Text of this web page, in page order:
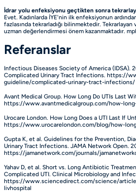
İdrar yolu enfeksiyonu geçtikten sonra
Evet. Kadınlarda İYE'nin ilk enfeksiyonun
fazlasında tekrarladığı bilinmektedir.
uzman değerlendirmesi önem kazanmaktadır.
Referanslar
Infectious Diseases Society of America (IDSA).
Complicated Urinary Tract Infections. https://
guideline/complicated-urinary-tract-infections/
Avant Medical Group. How Long Do UTIs Last
https://www.avantmedicalgroup.com/how-
Urocare London. How Long Does a UTI Last If
https://www.urocarelondon.com/blog/how-
Gupta K, et al. Guidelines for the Prevention,
Urinary Tract Infections. JAMA Network Open.
https://jamanetwork.com/journals/
Yahav D, et al. Short vs. Long Antibiotic
Complicated UTI. Clinical Microbiology and
https://www.sciencedirect.com/science/
livhospital